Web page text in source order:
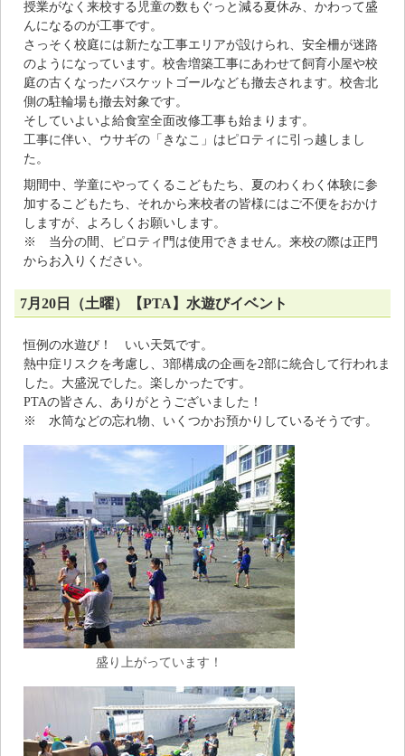
授業がなく来校する児童の数もぐっと減る夏休み、かわって盛
んになるのが工事です。
さっそく校庭には新たな工事エリアが設けられ、安全柵が迷路
のようになっています。校舎増築工事にあわせて飼育小屋や校
庭の古くなったバスケットゴールなども撤去されます。校舎北
側の駐輪場も撤去対象です。
そしていよいよ給食室全面改修工事も始まります。
工事に伴い、ウサギの「きなこ」はピロティに引っ越しまし
た。
期間中、学童にやってくるこどもたち、夏のわくわく体験に参
加するこどもたち、それから来校者の皆様にはご不便をおかけ
しますが、よろしくお願いします。
※ 当分の間、ピロティ門は使用できません。来校の際は正門
からお入りください。
7月20日（土曜）【PTA】水遊びイベント
恒例の水遊び！ いい天気です。
熱中症リスクを考慮し、3部構成の企画を2部に統合して行われま
した。大盛況でした。楽しかったです。
PTAの皆さん、ありがとうございました！
※ 水筒などの忘れ物、いくつかお預かりしているそうです。
盛り上がっています！